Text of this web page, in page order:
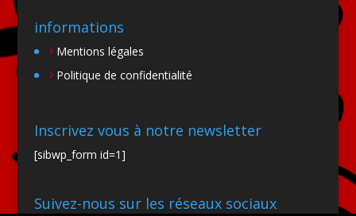
informations
Mentions légales
Politique de confidentialité
Inscrivez vous à notre newsletter
[sibwp_form id=1]
Suivez-nous sur les réseaux sociaux